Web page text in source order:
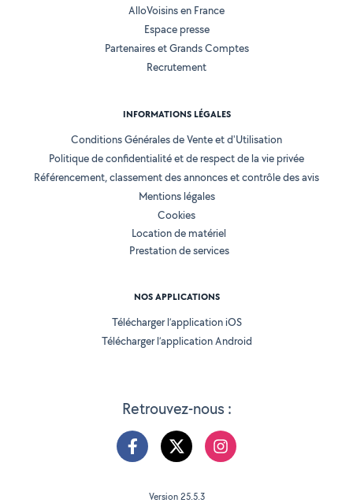
Retrouvez-nous :
AlloVoisins en France
Espace presse
Partenaires et Grands Comptes
Recrutement
INFORMATIONS LÉGALES
Conditions Générales de Vente et d'Utilisation
Politique de confidentialité et de respect de la vie privée
Référencement, classement des annonces et contrôle des avis
Mentions légales
Cookies
Location de matériel
Prestation de services
NOS APPLICATIONS
Télécharger l’application iOS
Télécharger l’application Android
Version 25.5.3